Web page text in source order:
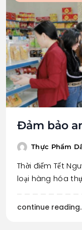
Đảm bảo
Thực Phẩm
Thời điểm Tết
loại hàng hóa
continue